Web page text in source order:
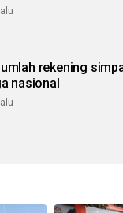
rekening
nasional